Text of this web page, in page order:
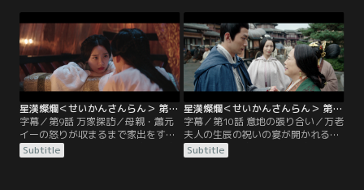
で注目を集めたのが膠東袁氏の才
子・袁慎だった。袁家と程家に付き
合いはなかったが、袁慎はわざわざ
少商を捜し出し三叔母上への謎の伝
言を託す。
郡主ら令嬢たちはあからさまに少商
らを侮辱するが、そこに凌不疑が現
れ武将一門を軽視していると言い放
ってその場を後にする。
星漢燦爛＜せいかんさんらん＞ 第09話／字幕
字幕／第9話 万家探訪／母親・蕭元
イーの怒りが収まるまで家出をする
ことに決めた程少商は、程家と一家
で付き合いのある万家にしばらく滞
Subtitle
星漢燦爛＜せいかんさんらん＞ 第10話／字幕
字幕／第10話 意地の張り合い／万老
夫人の生辰の祝いの宴が開かれるこ
ととなり、万家の屋敷に名家の面々
が集まってくる。今回は決して騒ぎ
Subtitle